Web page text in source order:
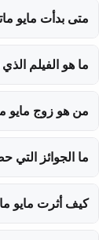
متى بدأت مايو
تمتد لأكثر من 19 عامًا.
ما هو الفيلم
الدولية، حيث حصل
من هو زوج مايو
JUMP، في يونيو 2024.
ما الجوائز التي
لأفضل ممثلة
كيف أثرت مايو